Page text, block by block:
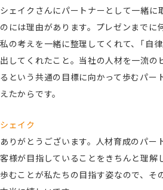
シェイクさんにパートナーとして一緒に
のには理由があります。プレゼンまでに
私の考えを一緒に整理してくれて、「自
出してくれたこと。当社の人材を一流の
るという共通の目標に向かって歩むパー
えたからです。
シェイク
ありがとうございます。人材育成のパー
客様が目指していることをきちんと理解
歩むことが私たちの目指す姿なので、そ